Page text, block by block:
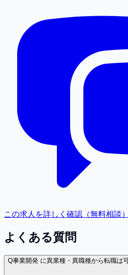
この求人を詳しく確認（無料相談）
よくある質問
Q事業開発 に異業種・異職種から転職は